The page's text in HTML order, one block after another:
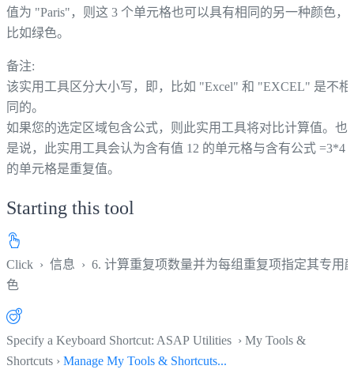
值为 "Paris"，则这 3 个单元格也可以具有相同的另一种颜色，
比如绿色。
备注:
该实用工具区分大小写，即，比如 "Excel" 和 "EXCEL" 是不相
同的。
如果您的选定区域包含公式，则此实用工具将对比计算值。也
是说，此实用工具会认为含有值 12 的单元格与含有公式 =3*4
的单元格是重复值。
Starting this tool
Click › 信息 › 6. 计算重复项数量并为每组重复项指定其专用
色
Specify a Keyboard Shortcut: ASAP Utilities › My Tools &
Shortcuts › Manage My Tools & Shortcuts...